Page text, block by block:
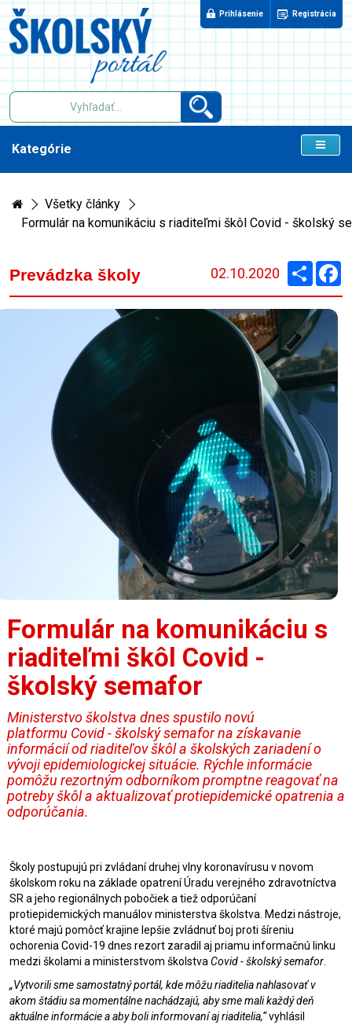
Prihlásenie Registrácia
Kategórie
Všetky články
Formulár na komunikáciu s riaditeľmi škôl Covid - školský
Prevádzka školy 02.10.2020 Zdieľaj
Formulár na komunikáciu s
riaditeľmi škôl Covid -
školský semafor
Ministerstvo školstva dnes spustilo novú
platformu Covid - školský semaforna získavanie
informácií od riaditeľov škôl a školských zariadení o
vývoji epidemiologickej situácie. Rýchle informácie
pomôžu rezortným odborníkom promptne reagovať na
potreby škôl a aktualizovať protiepidemické opatrenia a
odporúčania.
Školy postupujú pri zvládaní druhej vlny koronavírusu v novom
školskom roku na základe opatrení Úradu verejného zdravotníctva
SR a jeho regionálnych pobočiek a tiež odporúčaní
protiepidemických manuálov ministerstva školstva. Medzi nástroje,
ktoré majú pomôcť krajine lepšie zvládnuť boj proti šíreniu
ochorenia Covid-19 dnes rezort zaradil aj priamu informačnú linku
medzi školami a ministerstvom školstva Covid - školský semafor
„Vytvorili sme samostatný portál, kde môžu riaditelia nahlasovať v
akom štádiu sa momentálne nachádzajú, aby sme mali každý deň
aktuálne informácie a aby boli informovaní aj riaditelia,“vyhlásil